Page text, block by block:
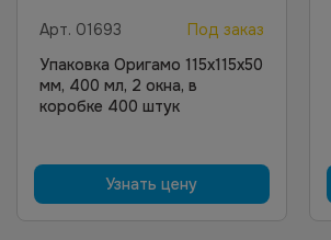
Арт. 01693
Под заказ
Упаковка Оригамо 115х115х50
мм, 400 мл, 2 окна, в
коробке 400 штук
Узнать цену